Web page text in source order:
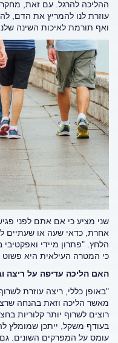
ההליכה להרגל. עם זאת,
עוזרת לנו להמריץ את הדם,
ואף תורמת לאיכות השינה
שני מציע כי אם אתם לפני
אחרת, כדאי שעה או שעתיים
הלחץ. "פתרון מיידי
כי המטרה העילאית היא פשוט
האם הליכה עדיפה על ריצה
"באופן כללי, ריצה עוזרת
מאשר הליכה וזאת בהנחה
רוצים לשרוף יותר קלוריות
בעודף משקל, ייתכן שמומלץ
עומס על המפרקים השונים.